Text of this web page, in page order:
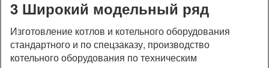
3 Широкий модельный ряд
Изготовление котлов и котельного оборудования
стандартного и по спецзаказу, производство
котельного оборудования по техническим